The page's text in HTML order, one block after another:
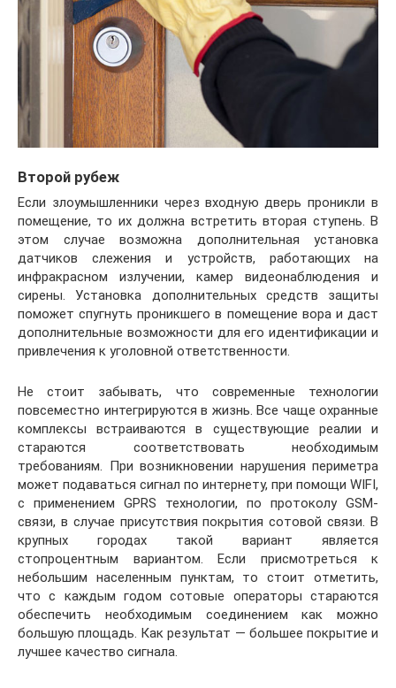
Второй рубеж
Если злоумышленники через входную дверь проникли в
помещение, то их должна встретить вторая ступень. В
этом случае возможна дополнительная установка
датчиков слежения и устройств, работающих на
инфракрасном излучении, камер видеонаблюдения и
сирены. Установка дополнительных средств защиты
поможет спугнуть проникшего в помещение вора и даст
дополнительные возможности для его идентификации и
привлечения к уголовной ответственности.
Не стоит забывать, что современные технологии
повсеместно интегрируются в жизнь. Все чаще охранные
комплексы встраиваются в существующие реалии и
стараются соответствовать необходимым
требованиям. При возникновении нарушения периметра
может подаваться сигнал по интернету, при помощи WIFI,
с применением GPRS технологии, по протоколу GSM-
связи, в случае присутствия покрытия сотовой связи. В
крупных городах такой вариант является
стопроцентным вариантом. Если присмотреться к
небольшим населенным пунктам, то стоит отметить,
что с каждым годом сотовые операторы стараются
обеспечить необходимым соединением как можно
большую площадь. Как результат — большее покрытие и
лучшее качество сигнала.